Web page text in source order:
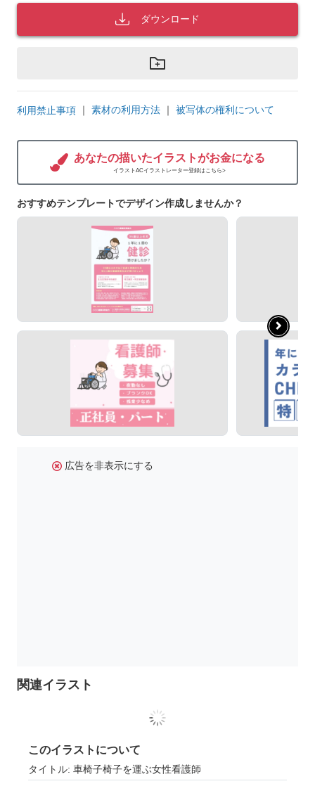
ダウンロード
利用禁止事項 ｜ 素材の利用方法 ｜ 被写体の権利について
あなたの描いたイラストがお金になる
イラストACイラストレーター登録はこちら>
おすすめテンプレートでデザイン作成しませんか？
広告を非表示にする
関連イラスト
このイラストについて
タイトル: 車椅子椅子を運ぶ女性看護師